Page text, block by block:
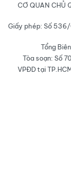
CƠ QUAN CHỦ
Giấy phép: Số 536/
Tổng
Tòa soạn: Số
VPĐD tại